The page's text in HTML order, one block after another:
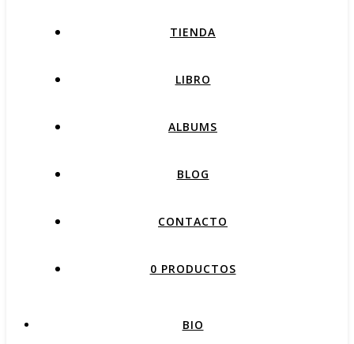
TIENDA
LIBRO
ALBUMS
BLOG
CONTACTO
0 PRODUCTOS
BIO